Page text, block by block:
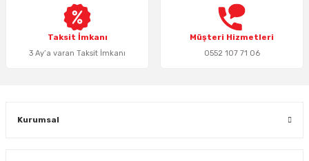
Bu ürüne benzer farklı alternatifler olmalı.
Taksit İmkanı
3 Ay’a varan Taksit İmkanı
Müşteri Hizmetleri
0552 107 71 06
Kurumsal